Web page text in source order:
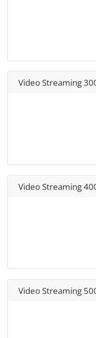
Video Streaming
Video Streaming
Video Streaming